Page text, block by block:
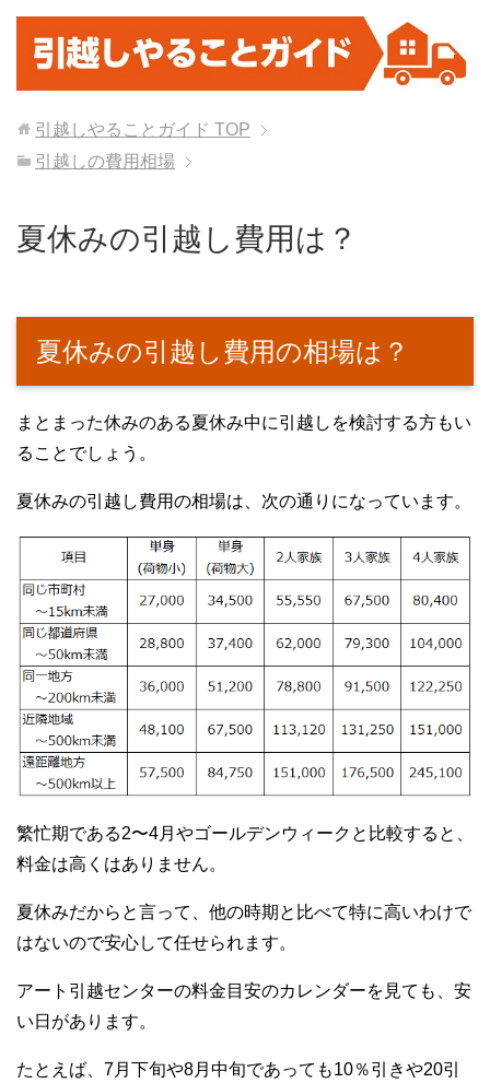
引越しやることガイド TOP
引越しの費用相場
夏休みの引越し費用は？
夏休みの引越し費用の相場は？
まとまった休みのある夏休み中に引越しを検討する方もい
ることでしょう。
夏休みの引越し費用の相場は、次の通りになっています。
繁忙期である2〜4月やゴールデンウィークと比較すると、
料金は高くはありません。
夏休みだからと言って、他の時期と比べて特に高いわけで
はないので安心して任せられます。
アート引越センターの料金目安のカレンダーを見ても、安
い日があります。
たとえば、7月下旬や8月中旬であっても10％引きや20引